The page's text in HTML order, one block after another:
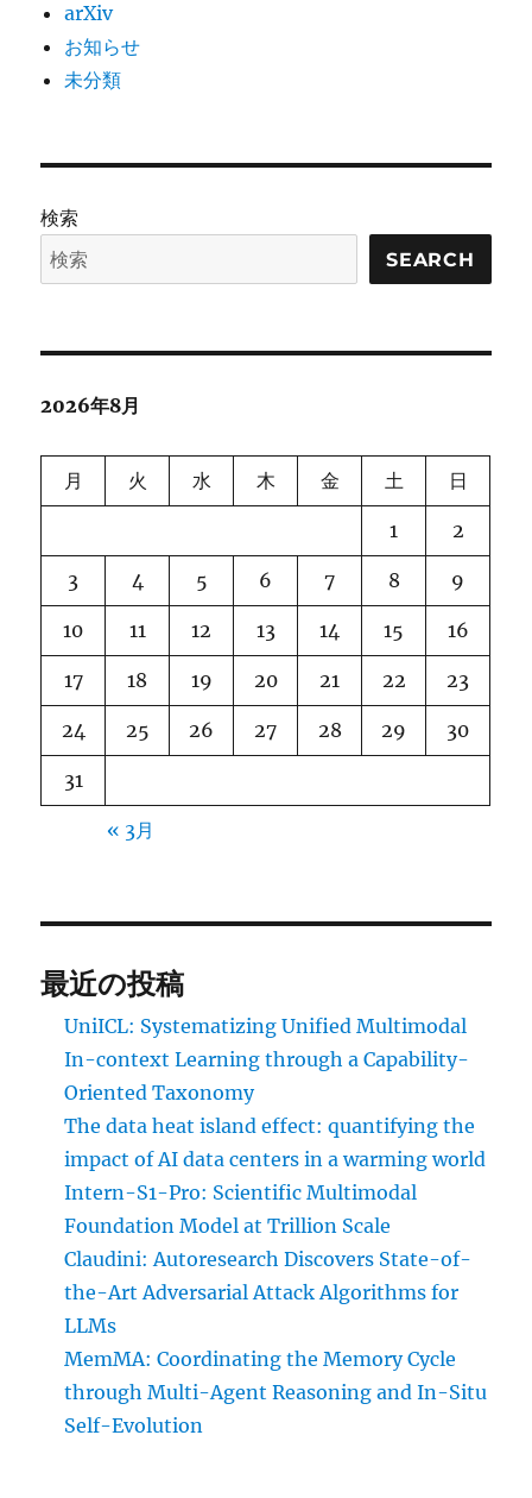
arXiv
お知らせ
未分類
検索
SEARCH
2026年8月
月 火 水 木 金 土 日
1 2
3 4 5 6 7 8 9
10 11 12 13 14 15 16
17 18 19 20 21 22 23
24 25 26 27 28 29 30
31
« 3月
最近の投稿
UniICL: Systematizing Unified Multimodal
In-context Learning through a Capability-
Oriented Taxonomy
The data heat island effect: quantifying the
impact of AI data centers in a warming world
Intern-S1-Pro: Scientific Multimodal
Foundation Model at Trillion Scale
Claudini: Autoresearch Discovers State-of-
the-Art Adversarial Attack Algorithms for
LLMs
MemMA: Coordinating the Memory Cycle
through Multi-Agent Reasoning and In-Situ
Self-Evolution